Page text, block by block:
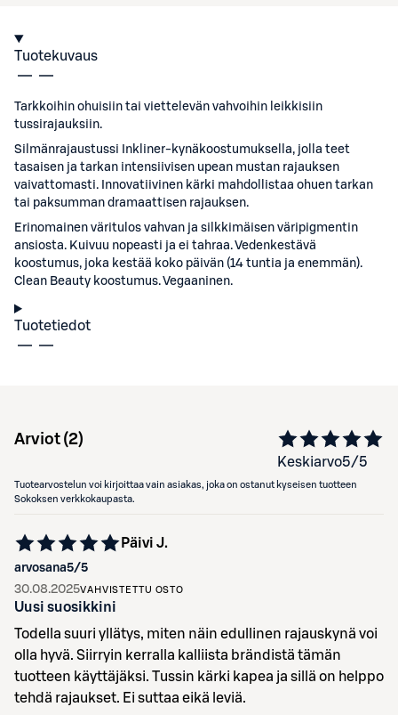
Tuotekuvaus
Tarkkoihin ohuisiin tai viettelevän vahvoihin leikkisiin
tussirajauksiin.
Silmänrajaustussi Inkliner-kynäkoostumuksella, jolla teet
tasaisen ja tarkan intensiivisen upean mustan rajauksen
vaivattomasti. Innovatiivinen kärki mahdollistaa ohuen tarkan
tai paksumman dramaattisen rajauksen.
Erinomainen väritulos vahvan ja silkkimäisen väripigmentin
ansiosta. Kuivuu nopeasti ja ei tahraa. Vedenkestävä
koostumus, joka kestää koko päivän (14 tuntia ja enemmän).
Clean Beauty koostumus. Vegaaninen.
Tuotetiedot
Arviot (2)
Keskiarvo5/5
Tuotearvostelun voi kirjoittaa vain asiakas, joka on ostanut kyseisen tuotteen
Sokoksen verkkokaupasta.
arvosana5/5
Päivi J.
30.08.2025VAHVISTETTU OSTO
Uusi suosikkini
Todella suuri yllätys, miten näin edullinen rajauskynä voi
olla hyvä. Siirryin kerralla kalliista brändistä tämän
tuotteen käyttäjäksi. Tussin kärki kapea ja sillä on helppo
tehdä rajaukset. Ei suttaa eikä leviä.